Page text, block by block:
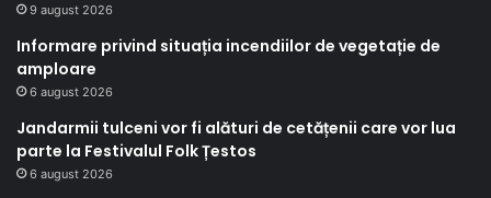
9 august 2026
Informare privind situația incendiilor de vegetație de
amploare
6 august 2026
Jandarmii tulceni vor fi alături de cetățenii care vor lua
parte la Festivalul Folk Țestos
6 august 2026